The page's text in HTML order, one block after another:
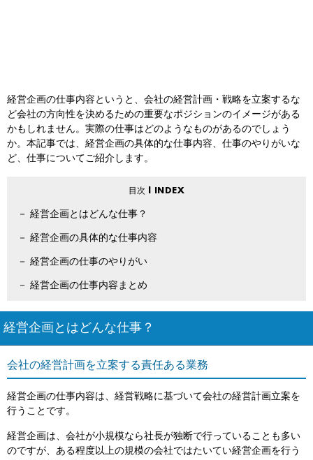
経営企画の仕事内容というと、会社の経営計画・戦略を立案するな
ど会社の方向性を決めるための重要なポジションのイメージがある
かもしれません。実際の仕事はどのようなものがあるのでしょう
か。本記事では、経営企画の具体的な仕事内容、仕事のやりがいな
ど、仕事についてご紹介します。
経営企画とはどんな仕事？
経営企画の具体的な仕事内容
経営企画の仕事のやりがい
経営企画の仕事内容まとめ
経営企画とはどんな仕事？
会社の経営計画を立案する責任ある業務
経営企画の仕事内容は、経営戦略に基づいて会社の経営計画立案を
行うことです。
経営企画は、会社が小規模なら社長が独断で行っていることも多い
のですが、ある程度以上の規模の会社ではたいてい経営企画を行う